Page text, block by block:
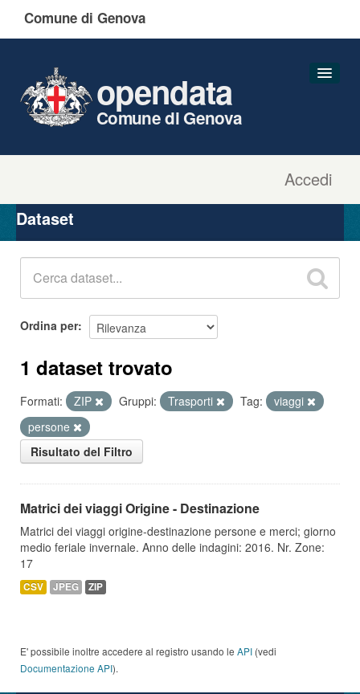
Comune di Genova
Accedi
opendata
Comune di Genova
Organizzazioni
Gruppi
Dataset
Ordina per
1 dataset trovato
Formati: ZIP Gruppi: Trasporti Tag:
viaggi
persone
Risultato del Filtro
Matrici dei viaggi Origine - Destinazione
Matrici dei viaggi origine-destinazione persone e merci; giorno
medio feriale invernale. Anno delle indagini: 2016. Nr. Zone:
17
CSV JPEG ZIP
E' possibile inoltre accedere al registro usando le API (vedi
Documentazione API).